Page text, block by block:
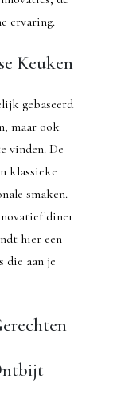
ervaring.
Keuken
gebaseerd
maar ook
vinden. De
klassieke
smaken.
diner
hier een
die aan je